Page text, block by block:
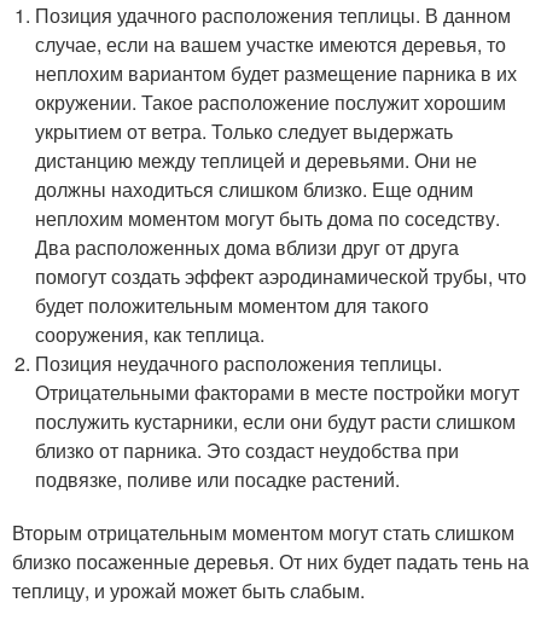
Позиция удачного расположения теплицы. В данном
случае, если на вашем участке имеются деревья, то
неплохим вариантом будет размещение парника в их
окружении. Такое расположение послужит хорошим
укрытием от ветра. Только следует выдержать
дистанцию между теплицей и деревьями. Они не
должны находиться слишком близко. Еще одним
неплохим моментом могут быть дома по соседству.
Два расположенных дома вблизи друг от друга
помогут создать эффект аэродинамической трубы, что
будет положительным моментом для такого
сооружения, как теплица.
Позиция неудачного расположения теплицы.
Отрицательными факторами в месте постройки могут
послужить кустарники, если они будут расти слишком
близко от парника. Это создаст неудобства при
подвязке, поливе или посадке растений.
Вторым отрицательным моментом могут стать слишком
близко посаженные деревья. От них будет падать тень на
теплицу, и урожай может быть слабым.